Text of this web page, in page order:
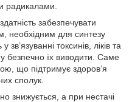
радикалами.
забезпечувати
необхідним для синтезу
зв’язуванні токсинів, ліків та
безпечно їх виводити. Саме
що підтримує здоров’я
сполук.
знижується, а при нестачі